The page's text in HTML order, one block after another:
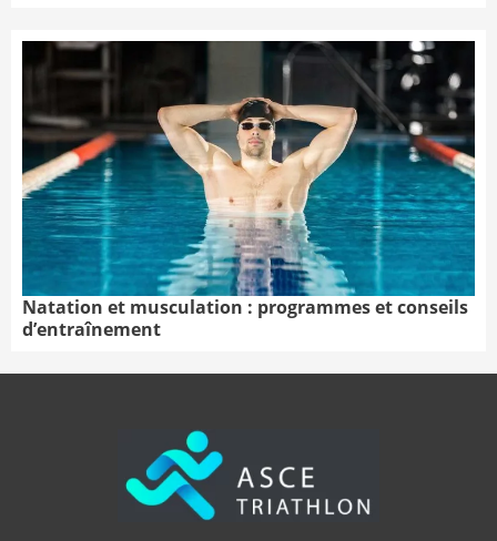
Natation et musculation : programmes et conseils
d’entraînement